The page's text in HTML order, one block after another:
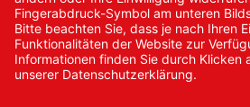
Sendung verfolgen